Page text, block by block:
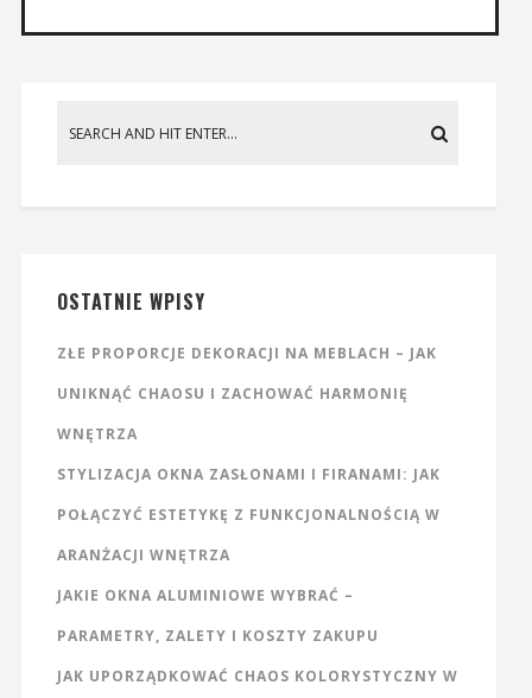
OSTATNIE WPISY
ZŁE PROPORCJE DEKORACJI NA MEBLACH – JAK
UNIKNĄĆ CHAOSU I ZACHOWAĆ HARMONIĘ
WNĘTRZA
STYLIZACJA OKNA ZASŁONAMI I FIRANAMI: JAK
POŁĄCZYĆ ESTETYKĘ Z FUNKCJONALNOŚCIĄ W
ARANŻACJI WNĘTRZA
JAKIE OKNA ALUMINIOWE WYBRAĆ –
PARAMETRY, ZALETY I KOSZTY ZAKUPU
JAK UPORZĄDKOWAĆ CHAOS KOLORYSTYCZNY W